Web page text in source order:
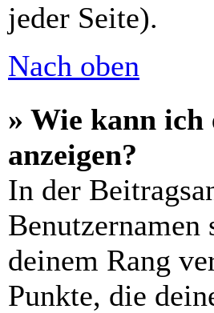
jeder Seite).
Nach oben
» Wie kann
anzeigen?
In der
deinem Rang
Punkte, die